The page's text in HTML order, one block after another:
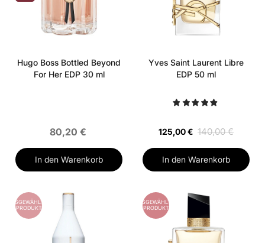
Hugo Boss Bottled Beyond
For Her EDP 30 ml
80,20 €
In den Warenkorb
Yves Saint Laurent Libre
EDP 50 ml
125,00 € 140,00 €
In den Warenkorb
AUSGEWÄHLTES
PRODUKT
AUSGEWÄHLTES
PRODUKT